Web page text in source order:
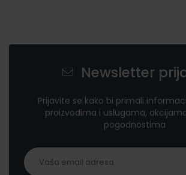
Newsletter
Prijavite se kako bi primali
proizvodima i uslugama,
pogodnostima